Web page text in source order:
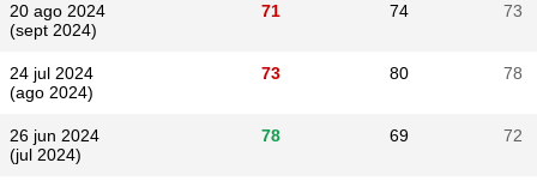
20 ago 2024
(sept 2024)
71 74 73
24 jul 2024
(ago 2024)
73 80 78
26 jun 2024
(jul 2024)
78 69 72